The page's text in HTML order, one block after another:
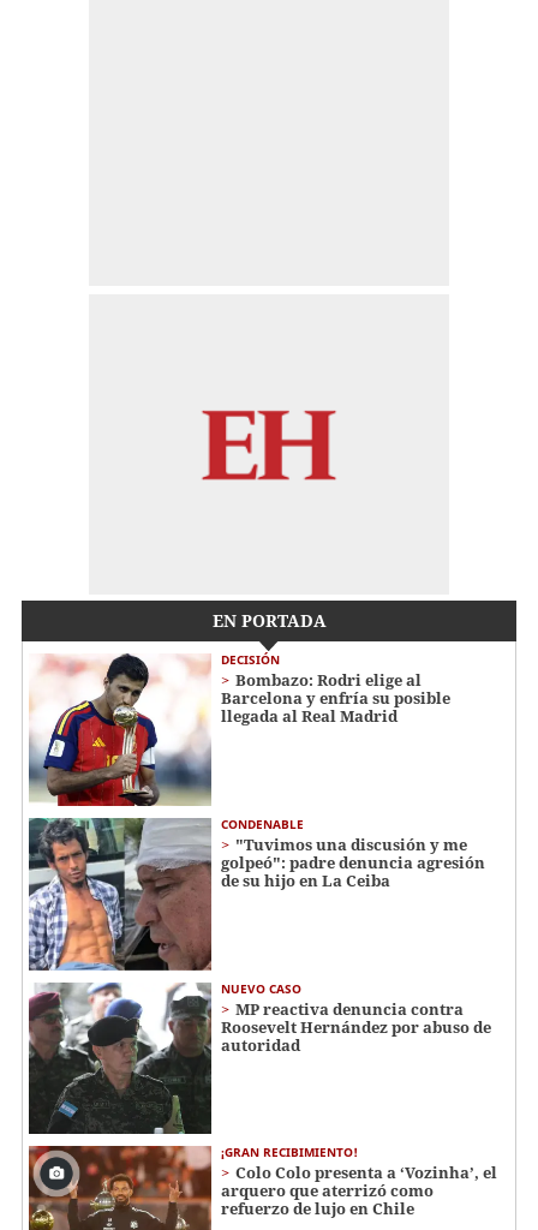
EN PORTADA
DECISIÓN
Bombazo: Rodri elige al
Barcelona y enfría su posible
llegada al Real Madrid
CONDENABLE
"Tuvimos una discusión y me
golpeó": padre denuncia agresión
de su hijo en La Ceiba
NUEVO CASO
MP reactiva denuncia contra
Roosevelt Hernández por abuso de
autoridad
¡GRAN RECIBIMIENTO!
Colo Colo presenta a ‘Vozinha’, el
arquero que aterrizó como
refuerzo de lujo en Chile